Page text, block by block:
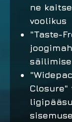
ne
voolikus
"Taste-